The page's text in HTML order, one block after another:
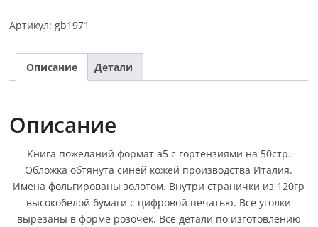
Артикул:gb1971
Описание Детали
Описание
Книга пожеланий формат а5 с гортензиями на 50стр.
Обложка обтянута синей кожей производства Италия.
Имена фольгированы золотом. Внутри странички из 120гр
высокобелой бумаги с цифровой печатью. Все уголки
вырезаны в форме розочек. Все детали по изготовлению